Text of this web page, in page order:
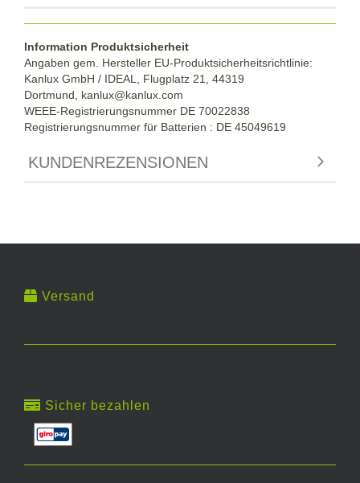
Information Produktsicherheit
Angaben gem. Hersteller EU-Produktsicherheitsrichtlinie:
Kanlux GmbH / IDEAL, Flugplatz 21, 44319
Dortmund, kanlux@kanlux.com
WEEE-Registrierungsnummer DE 70022838
Registrierungsnummer für Batterien : DE 45049619
KUNDENREZENSIONEN
Versand
Sicher bezahlen